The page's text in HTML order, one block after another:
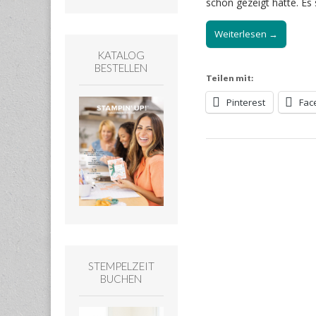
Weiterlesen →
Teilen mit:
Pinterest
KATALOG
BESTELLEN
STEMPELZEIT
BUCHEN